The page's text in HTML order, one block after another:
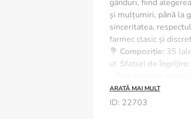
gânduri, fiind
și mulțumiri, până la
sinceritatea,
farmec clasic și
💐 Compoziție: 35
🌿 Sfaturi de îngrijire:
– Schimbă apa zilnic
directe ale soarelui
ARATĂ MAI MULT
ID: 22703